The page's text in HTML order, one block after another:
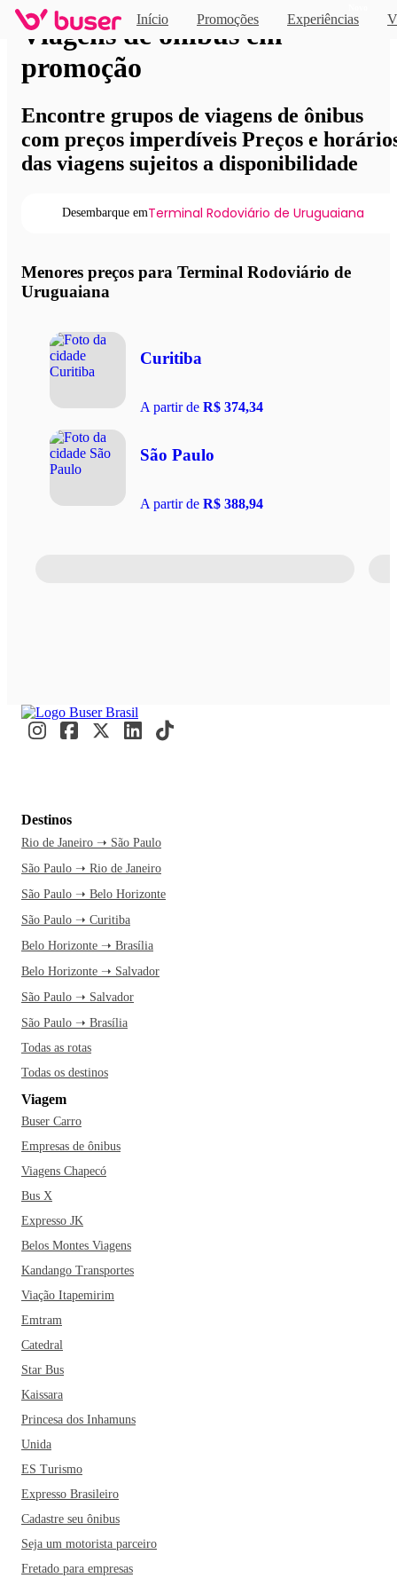
Início Promoções Experiências
Viagens de ônibus em
promoção
Encontre grupos de viagens de ônibus
com preços imperdíveis Preços e
das viagens sujeitos a disponibilidade
Desembarque emTerminal Rodoviário de Uruguaiana
Menores preços para Terminal Rodoviário de
Uruguaiana
Curitiba
A partir de R$ 374,34
São Paulo
A partir de R$ 388,94
Destinos
Rio de Janeiro ➝ São Paulo
São Paulo ➝ Rio de Janeiro
São Paulo ➝ Belo Horizonte
São Paulo ➝ Curitiba
Belo Horizonte ➝ Brasília
Belo Horizonte ➝ Salvador
São Paulo ➝ Salvador
São Paulo ➝ Brasília
Todas as rotas
Todas os destinos
Viagem
Buser Carro
Empresas de ônibus
Viagens Chapecó
Bus X
Expresso JK
Belos Montes Viagens
Kandango Transportes
Viação Itapemirim
Emtram
Catedral
Star Bus
Kaissara
Princesa dos Inhamuns
Unida
ES Turismo
Expresso Brasileiro
Cadastre seu ônibus
Seja um motorista parceiro
Fretado para empresas